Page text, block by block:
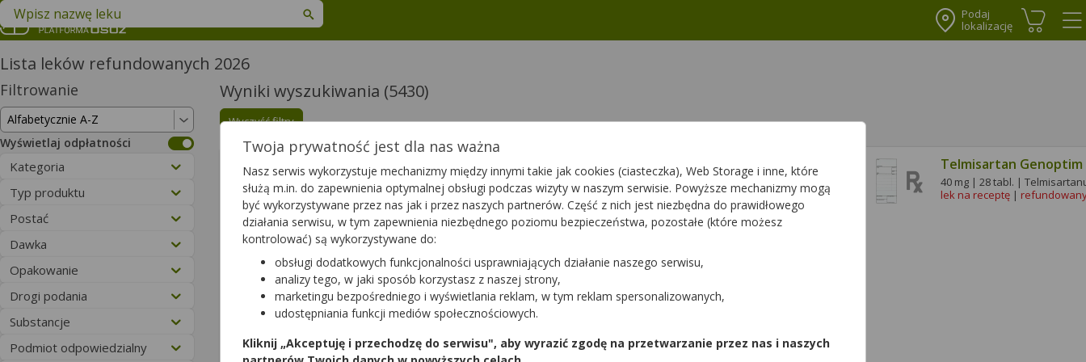
Podaj
lokalizację
Koszyk
Znajdź lek w swojej okolicy
Lista leków refundowanych 2026
Filtrowanie
Wyświetlaj odpłatności
Kategoria
Typ produktu
Postać
Dawka
Opakowanie
Drogi podania
Substancje
Podmiot odpowiedzialny
Wyniki wyszukiwania (5430)
Wyczyść filtry
Telmisartan Egis
40 mg | 28 tabl. | Telmisartanum
lek na receptę|refundowany | Dziecko
Telmisartan Egis
80 mg | 28 tabl. | Telmisartanum
lek na receptę|refundowany| Dziecko
Telmisartan Genoptim
40 mg | 28 tabl. |
lek na receptę |
Twoja prywatność jest dla nas ważna
Nasz serwis wykorzystuje mechanizmy między innymi takie jak cookies (ciasteczka), Web Storage i inne, które
służą m.in. do zapewnienia optymalnej obsługi podczas wizyty w naszym serwisie. Powyższe mechanizmy mogą
być wykorzystywane przez nas jak i przez naszych partnerów. Część z nich jest niezbędna do prawidłowego
działania serwisu, w tym zapewnienia niezbędnego poziomu bezpieczeństwa, pozostałe (które możesz
kontrolować) są wykorzystywane do:
obsługi dodatkowych funkcjonalności usprawniających działanie naszego serwisu,
analizy tego, w jaki sposób korzystasz z naszej strony,
marketingu bezpośredniego i wyświetlania reklam, w tym reklam spersonalizowanych,
udostępniania funkcji mediów społecznościowych.
Kliknij „Akceptuję i przechodzę do serwisu", aby wyrazić zgodę na przetwarzanie przez nas i naszych